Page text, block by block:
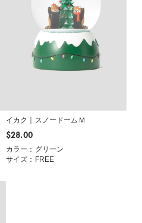
イカク｜スノードームＭ
$‌28.00
カラー：グリーン
サイズ：FREE